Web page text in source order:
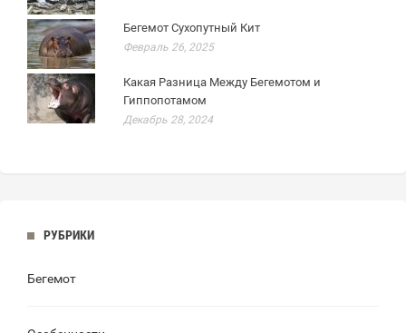
Бегемот Сухопутный Кит
Февраль 26, 2025
Какая Разница Между Бегемотом и
Гиппопотамом
Декабрь 28, 2024
РУБРИКИ
Бегемот